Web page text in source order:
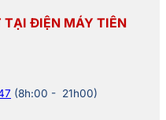
TẠI ĐIỆN MÁY TIÊN
(8h:00 - 21h00)